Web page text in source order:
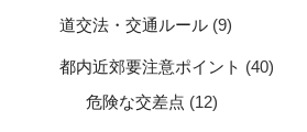
道交法・交通ルール (9)
都内近郊要注意ポイント (40)
危険な交差点 (12)